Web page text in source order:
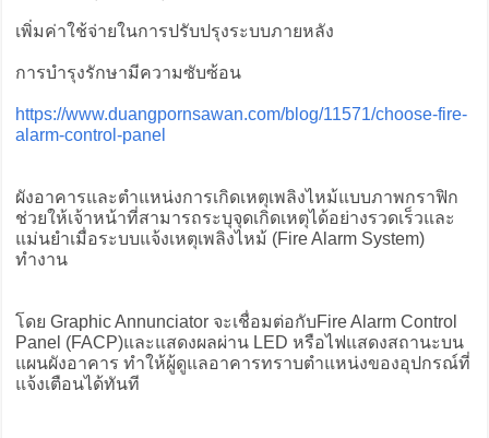
เพิ่มค่าใช้จ่ายในการปรับปรุงระบบภายหลัง
การบำรุงรักษามีความซับซ้อน
https://www.duangpornsawan.com/blog/11571/choose-fire-
alarm-control-panel
ผังอาคารและตำแหน่งการเกิดเหตุเพลิงไหม้แบบภาพกราฟิก
ช่วยให้เจ้าหน้าที่สามารถระบุจุดเกิดเหตุได้อย่างรวดเร็วและ
แม่นยำเมื่อระบบแจ้งเหตุเพลิงไหม้ (Fire Alarm System)
ทำงาน
โดย Graphic Annunciator จะเชื่อมต่อกับFire Alarm Control
Panel (FACP)และแสดงผลผ่าน LED หรือไฟแสดงสถานะบน
แผนผังอาคาร ทำให้ผู้ดูแลอาคารทราบตำแหน่งของอุปกรณ์ที่
แจ้งเตือนได้ทันที